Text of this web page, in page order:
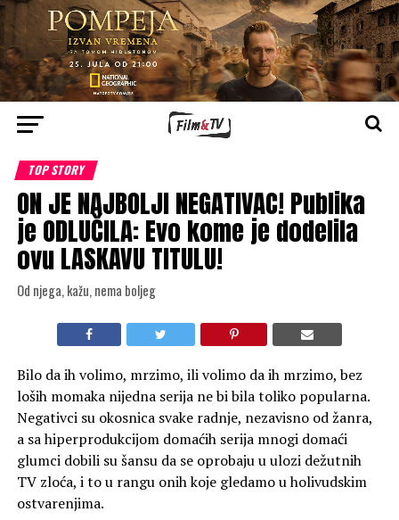
TOP STORY
ON JE NAJBOLJI NEGATIVAC! Publika
je ODLUČILA: Evo kome je dodelila
ovu LASKAVU TITULU!
Od njega, kažu, nema boljeg
Bilo da ih volimo, mrzimo, ili volimo da ih mrzimo, bez
loših momaka nijedna serija ne bi bila toliko popularna.
Negativci su okosnica svake radnje, nezavisno od žanra,
a sa hiperprodukcijom domaćih serija mnogi domaći
glumci dobili su šansu da se oprobaju u ulozi dežutnih
TV zloća, i to u rangu onih koje gledamo u holivudskim
ostvarenjima.